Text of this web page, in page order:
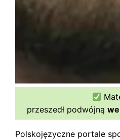
przeszedł podwójną
Polskojęzyczne portale